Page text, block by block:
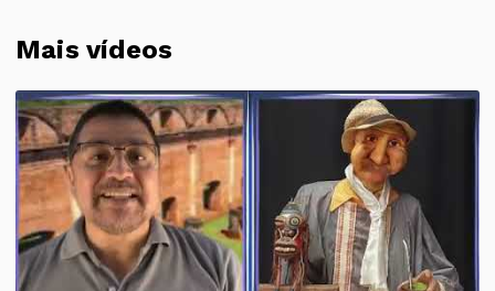
Mais vídeos